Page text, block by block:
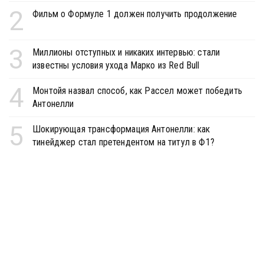
2 Фильм о Формуле 1 должен получить продолжение
3
Миллионы отступных и никаких интервью: стали
известны условия ухода Марко из Red Bull
4
Монтойя назвал способ, как Рассел может победить
Антонелли
5
Шокирующая трансформация Антонелли: как
тинейджер стал претендентом на титул в Ф1?